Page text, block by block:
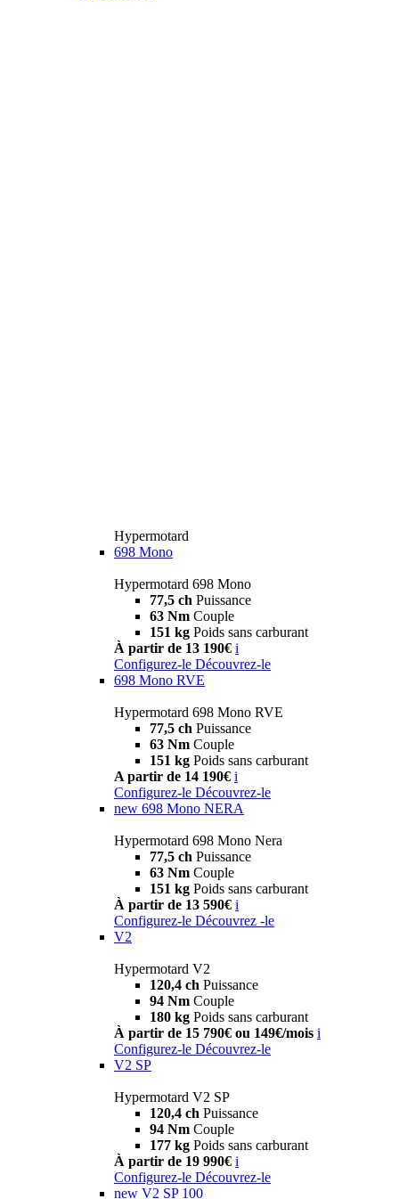
Hypermotard
698 Mono
Hypermotard 698 Mono
77,5 ch Puissance
63 Nm Couple
151 kg Poids sans carburant
À partir de 13 190€ i
Configurez-le Découvrez-le
698 Mono RVE
Hypermotard 698 Mono RVE
77,5 ch Puissance
63 Nm Couple
151 kg Poids sans carburant
A partir de 14 190€ i
Configurez-le Découvrez-le
new 698 Mono NERA
Hypermotard 698 Mono Nera
77,5 ch Puissance
63 Nm Couple
151 kg Poids sans carburant
À partir de 13 590€ i
Configurez-le Découvrez -le
V2
Hypermotard V2
120,4 ch Puissance
94 Nm Couple
180 kg Poids sans carburant
À partir de 15 790€ ou 149€/mois i
Configurez-le Découvrez-le
V2 SP
Hypermotard V2 SP
120,4 ch Puissance
94 Nm Couple
177 kg Poids sans carburant
À partir de 19 990€ i
Configurez-le Découvrez-le
new V2 SP 100